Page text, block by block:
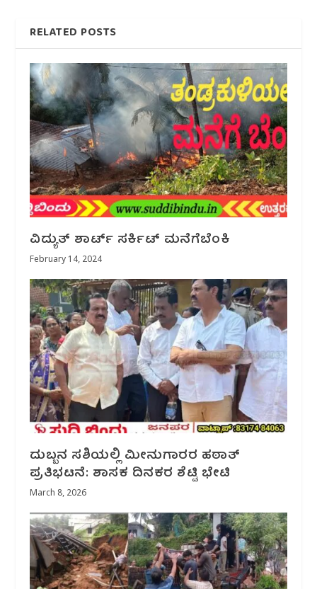
RELATED POSTS
ವಿದ್ಯುತ್ ಶಾರ್ಟ್ ಸರ್ಕಿಟ್ ಮನೆಗೆಬೆಂಕಿ
February 14, 2024
ದುಬ್ಬನ ಸಶಿಯಲ್ಲಿ ಮೀನುಗಾರರ ಹಠಾತ್
ಪ್ರತಿಭಟನೆ: ಶಾಸಕ ದಿನಕರ ಶೆಟ್ಟಿ ಭೇಟಿ
March 8, 2026